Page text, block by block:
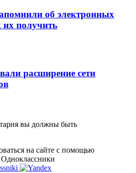
об электронных
их получить
расширение сети
вы должны быть
на сайте с помощью